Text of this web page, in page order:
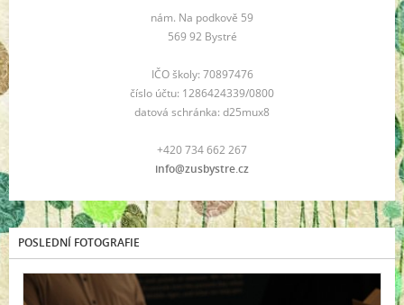
nám. Na podkově 59
569 92 Bystré
IČO školy: 70897476
číslo účtu: 1286424339/0800
datová schránka: d25mux8
+420 734 662 267
info@zusbystre.cz
POSLEDNÍ FOTOGRAFIE